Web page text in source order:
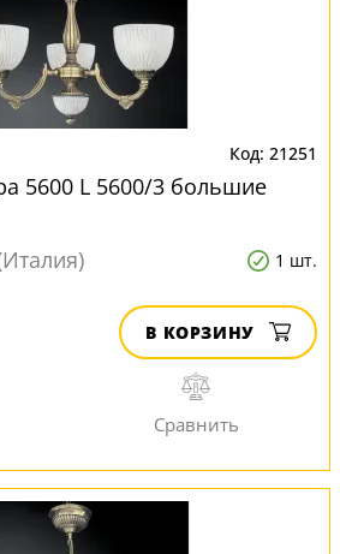
21251
5600 L 5600/3 большие
1 шт.
В КОРЗИНУ